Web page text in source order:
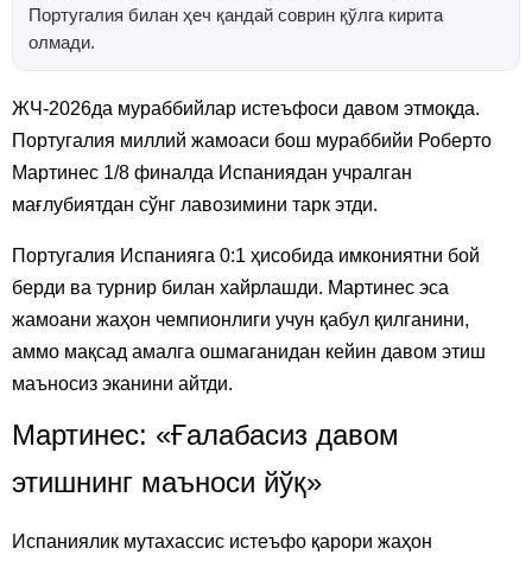
Португалия билан ҳеч қандай соврин қўлга кирита
олмади.
ЖЧ-2026да мураббийлар истеъфоси давом этмоқда.
Португалия миллий жамоаси бош мураббийи Роберто
Мартинес 1/8 финалда Испаниядан учралган
мағлубиятдан сўнг лавозимини тарк этди.
Португалия Испанияга 0:1 ҳисобида имкониятни бой
берди ва турнир билан хайрлашди. Мартинес эса
жамоани жаҳон чемпионлиги учун қабул қилганини,
аммо мақсад амалга ошмаганидан кейин давом этиш
маъносиз эканини айтди.
Мартинес: «Ғалабасиз давом
этишнинг маъноси йўқ»
Испаниялик мутахассис истеъфо қарори жаҳон